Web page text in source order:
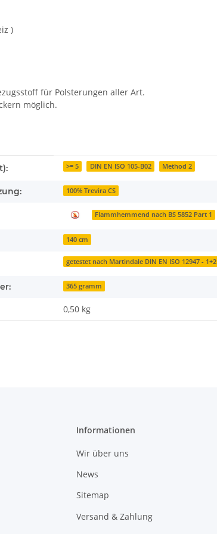
)
für Polsterungen aller Art.
möglich.
>= 5 DIN EN ISO 105-B02 Method 2
100% Trevira CS
Flammhemmend nach BS 5852 Part 1
140 cm
getestet nach Martindale DIN EN ISO 12947 - 1+2
365 gramm
0,50 kg
Informationen
Wir über uns
News
Sitemap
Versand & Zahlung